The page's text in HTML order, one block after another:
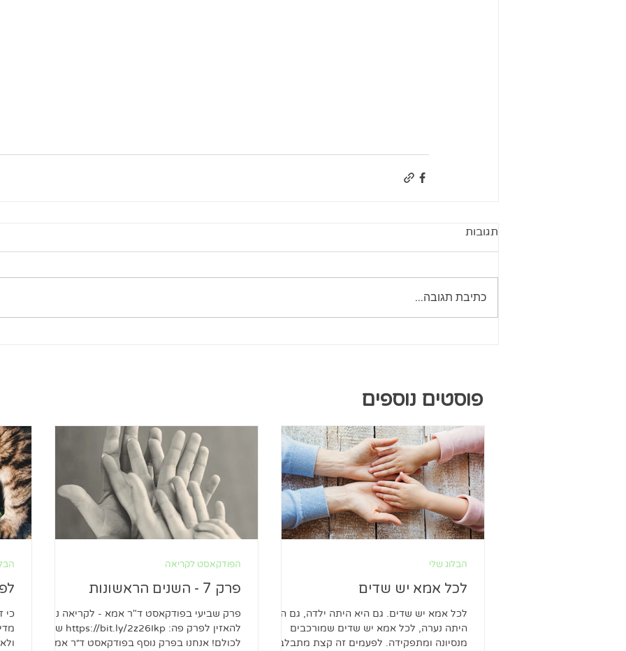
תגובות
כתיבת תגובה...
פוסטים נוספים
לכל אמא יש שדים
לכל אמא יש שדים. גם היא היתה ילדה, גם היא
היתה נערה, לכל אמא יש שדים שמורכבים
מנסיונה ומתפקידה. לפעמים זה קצת מתבלבל
הבלוג שלי
פרק 7 - השנים הראשונות
פרק שביעי בפודקאסט ד"ר אמא - לקריאה ניתן
להאזין לפרק פה: https://bit.ly/2z26Ikp שלום
לכולם! אנחנו בפרק נוסף בפודקאסט ד״ר אמא.
הפודקאסט לקריאה
כי